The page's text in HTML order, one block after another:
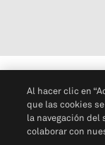
Al hacer clic en
que las cookies
la navegación del
colaborar con